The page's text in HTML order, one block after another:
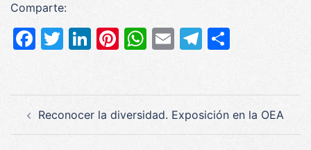
Comparte:
Facebook
Twitter
LinkedIn
Pinterest
WhatsApp
EmailTelegram
de
Reconocer la diversidad. Exposición en la OEA